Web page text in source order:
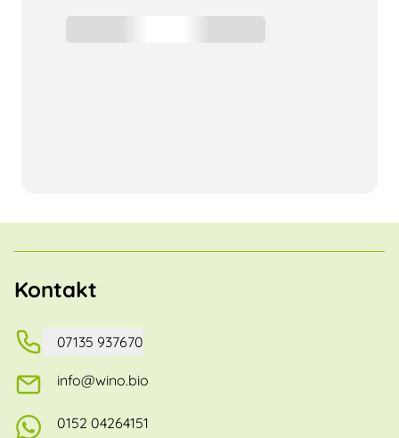
Kontakt
07135 937670
info@wino.bio
0152 04264151